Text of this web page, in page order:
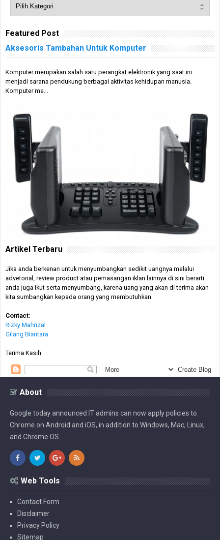
Featured Post
Aksesoris Tambahan Untuk Komputer
Komputer merupakan salah satu perangkat elektronik yang saat ini
menjadi sarana pendukung berbagai aktivitas kehidupan manusia.
Komputer me...
Artikel Terbaru
Jika anda berkenan untuk menyumbangkan sedikit uangnya melalui
advetorial, review product atau pemasangan iklan lainnya di sini berarti
anda juga ikut serta menyumbang, karena uang yang akan di terima akan
kita sumbangkan kepada orang yang membutuhkan.
Contact:
Rizky Mahrizal
Gilang Biantara
Terima Kasih
About
Google today announced IT admins can now apply policies to
Chrome on Android and iOS, in addition to Windows, Mac, Linux,
and Chrome OS.
Web Tools
Contact Form
Disclaimer
Privacy Policy
Sitemap